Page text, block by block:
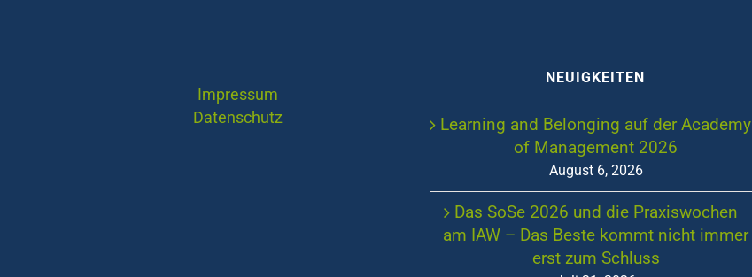
Impressum
Datenschutz
NEUIGKEITEN
Learning and Belonging auf der Academy
of Management 2026
August 6, 2026
Das SoSe 2026 und die Praxiswochen
am IAW – Das Beste kommt nicht immer
erst zum Schluss